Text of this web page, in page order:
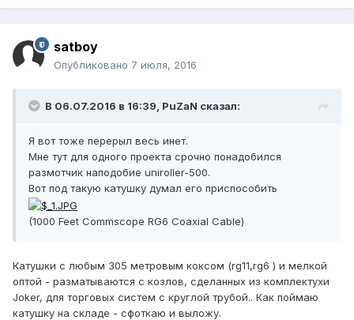
satboy
Опубликовано 7 июля, 2016
В 06.07.2016 в 16:39, PuZaN сказал:
Я вот тоже перерыл весь инет.
Мне тут для одного проекта срочно понадобился
размотчик наподобие uniroller-500.
Вот под такую катушку думал его приспособить
(1000 Feet Commscope RG6 Coaxial Cable)
Катушки с любым 305 метровым коксом (rg11,rg6 ) и мелкой
оптой - разматываются с козлов, сделанных из комплектухи
Joker, для торговых систем с круглой трубой.. Как поймаю
катушку на складе - сфоткаю и выложу.